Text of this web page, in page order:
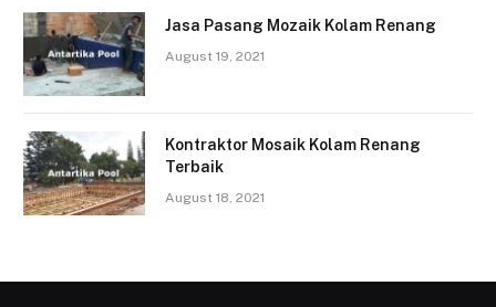
Jasa Pasang Mozaik Kolam Renang
August 19, 2021
Kontraktor Mosaik Kolam Renang
Terbaik
August 18, 2021